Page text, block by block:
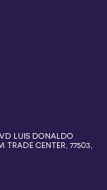
LUIS DONALDO
TRADE CENTER, 77503,